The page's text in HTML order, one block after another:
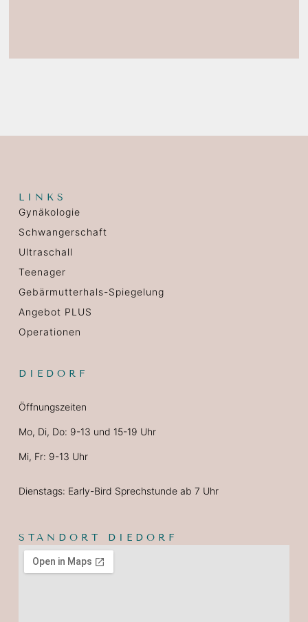
LINKS
Gynäkologie
Schwangerschaft
Ultraschall
Teenager
Gebärmutterhals-Spiegelung
Angebot PLUS
Operationen
DIEDORF
Öffnungszeiten
Mo, Di, Do: 9-13 und 15-19 Uhr
Mi, Fr: 9-13 Uhr
Dienstags: Early-Bird Sprechstunde ab 7 Uhr
STANDORT DIEDORF